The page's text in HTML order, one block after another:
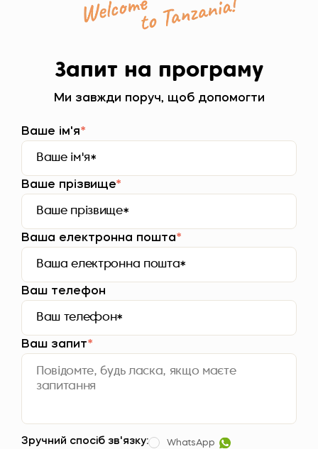
Запит на програму
Ми завжди поруч, щоб допомогти
Ваше ім'я*
Ваше прізвище*
Ваша електронна пошта*
Ваш телефон
Ваш запит*
Зручний спосіб зв'язку:
WhatsApp